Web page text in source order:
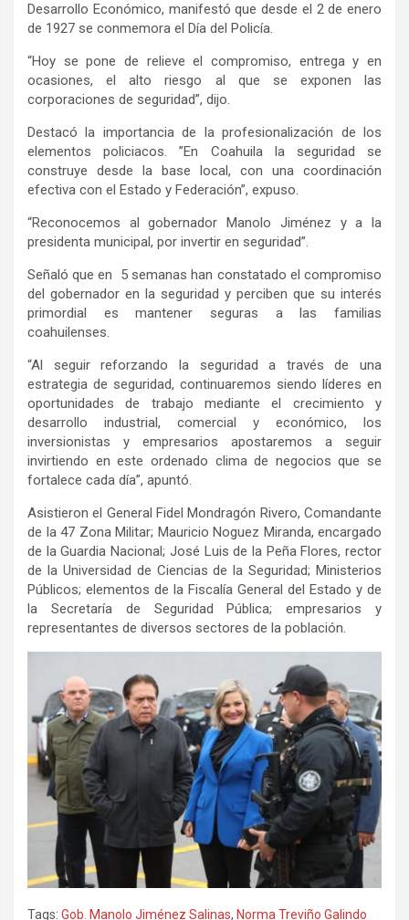
Desarrollo Económico, manifestó que desde el 2 de enero
de 1927 se conmemora el Día del Policía.
“Hoy se pone de relieve el compromiso, entrega y en
ocasiones, el alto riesgo al que se exponen las
corporaciones de seguridad”, dijo.
Destacó la importancia de la profesionalización de los
elementos policiacos. ”En Coahuila la seguridad se
construye desde la base local, con una coordinación
efectiva con el Estado y Federación”, expuso.
“Reconocemos al gobernador Manolo Jiménez y a la
presidenta municipal, por invertir en seguridad”.
Señaló que en 5 semanas han constatado el compromiso
del gobernador en la seguridad y perciben que su interés
primordial es mantener seguras a las familias
coahuilenses.
“Al seguir reforzando la seguridad a través de una
estrategia de seguridad, continuaremos siendo líderes en
oportunidades de trabajo mediante el crecimiento y
desarrollo industrial, comercial y económico, los
inversionistas y empresarios apostaremos a seguir
invirtiendo en este ordenado clima de negocios que se
fortalece cada día”, apuntó.
Asistieron el General Fidel Mondragón Rivero, Comandante
de la 47 Zona Militar; Mauricio Noguez Miranda, encargado
de la Guardia Nacional; José Luis de la Peña Flores, rector
de la Universidad de Ciencias de la Seguridad; Ministerios
Públicos; elementos de la Fiscalía General del Estado y de
la Secretaría de Seguridad Pública; empresarios y
representantes de diversos sectores de la población.
Tags: Gob. Manolo Jiménez Salinas, Norma Treviño Galindo